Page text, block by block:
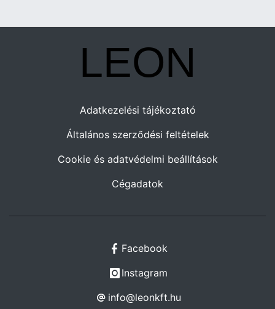
Adatkezelési tájékoztató
Általános szerződési feltételek
Cookie és adatvédelmi beállítások
Cégadatok
Facebook
Instagram
info@leonkft.hu